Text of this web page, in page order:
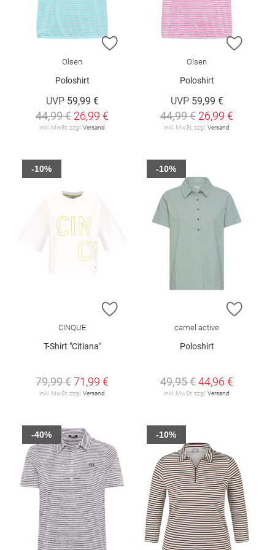
ZUR WUNSCHLISTE HINZUFÜGEN
Olsen
Poloshirt
UVP 59,99 €
44,99 € 26,99 €
inkl. MwSt. zzgl. Versand
ZUR
Olsen
Poloshirt
UVP 59,99 €
44,99 € 26,99 €
inkl. MwSt. zzgl. Versand
ZUR WUNSCHLISTE HINZUFÜGEN
CINQUE
T-Shirt "Citiana"
79,99 €71,99 €
inkl. MwSt. zzgl. Versand
-10%
ZUR
camel active
Poloshirt
49,95 €44,96 €
inkl. MwSt. zzgl. Versand
-10%
-40% -10%